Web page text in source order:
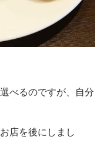
べるのですが、自分
店を後にしまし